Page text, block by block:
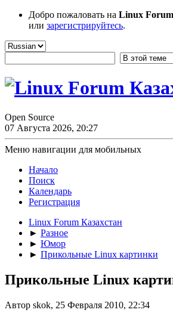
Добро пожаловать на Linux
или зарегистрируйтесь.
Open Source
07 Августа 2026, 20:27
Меню навигации для мобильных
Начало
Поиск
Календарь
Регистрация
Linux Forum Казахстан
► Разное
► Юмор
► Прикольные Linux картинки
Прикольные Linux
Автор skok, 25 Февраля 2010, 22:34